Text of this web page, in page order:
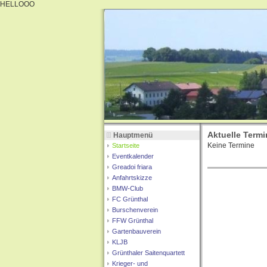
HELLOOO
Hauptmenü
Startseite
Eventkalender
Greadoi friara
Anfahrtskizze
BMW-Club
FC Grünthal
Burschenverein
FFW Grünthal
Gartenbauverein
KLJB
Grünthaler Saitenquartett
Krieger- und
Aktuelle
Keine Termine